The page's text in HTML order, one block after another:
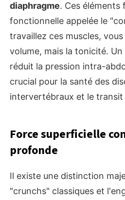
diaphragme. Ces
fonctionnelle appelée le
travaillez ces muscles,
volume, mais la tonicité.
réduit la pression intra-
crucial pour la santé des
intervertébraux et le transit
Force superficielle
profonde
Il existe une distinction
"crunchs" classiques et